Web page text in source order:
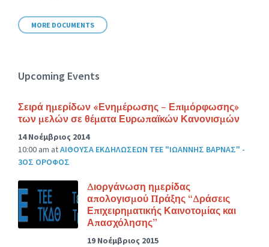
MORE DOCUMENTS
Upcoming Events
Σειρά ημερίδων «Ενημέρωσης – Επιμόρφωσης»
των μελών σε θέματα Ευρωπαϊκών Κανονισμών
14 Νοέμβριος 2014
10:00 am atΑΙΘΟΥΣΑ ΕΚΔΗΛΩΣΕΩΝ ΤΕΕ "ΙΩΑΝΝΗΣ ΒΑΡΝΑΣ" -
3ΟΣ ΟΡΟΦΟΣ
Διοργάνωση ημερίδας
απολογισμού Πράξης “Δράσεις
Επιχειρηματικής Καινοτομίας και
Απασχόλησης”
19 Νοέμβριος 2015